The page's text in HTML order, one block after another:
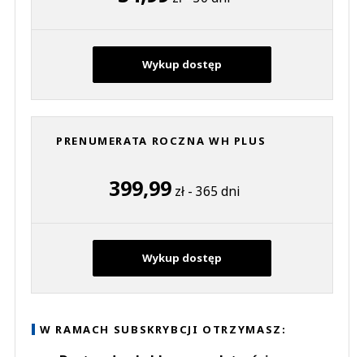
Wykup dostęp
PRENUMERATA ROCZNA WH PLUS
399,99zł - 365 dni
Wykup dostęp
W RAMACH SUBSKRYBCJI OTRZYMASZ: